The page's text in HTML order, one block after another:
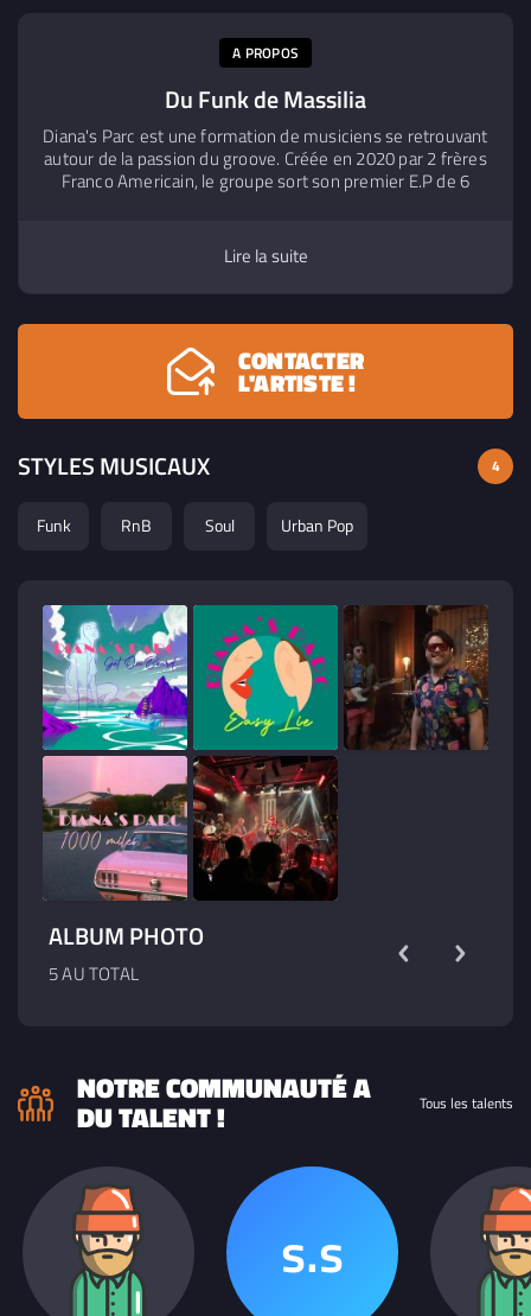
A PROPOS
Du Funk de Massilia
Diana's Parc est une formation de musiciens se retrouvant
autour de la passion du groove. Créée en 2020 par 2 frères
Franco Americain, le groupe sort son premier E.P de 6
tourner dans la région Sud Est puis dans toutes la France
et bientot outre Manche. Retrouvez les sur vos apps de
streaming et sur les reseaux sociaux pour danser et
Lire la suite
CONTACTER
L'ARTISTE !
STYLES MUSICAUX 4
Funk RnB Soul Urban Pop
ALBUM PHOTO
5 AU TOTAL
NOTRE COMMUNAUTÉ A
DU TALENT ! Tous les talents